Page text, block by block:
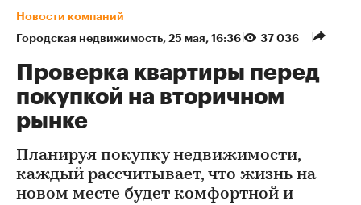
Новости компаний
Городская недвижимость⁠, 25 мая, 16:36 37 036
Проверка квартиры перед
покупкой на вторичном
рынке
Планируя покупку недвижимости,
каждый рассчитывает, что жизнь на
новом месте будет комфортной и